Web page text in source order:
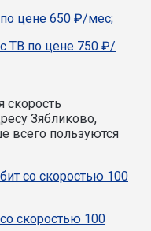
цене 650 ₽/мес;
ТВ по цене 750 ₽/
скорость
Зябликово,
всего пользуются
со скоростью 100
скоростью 100